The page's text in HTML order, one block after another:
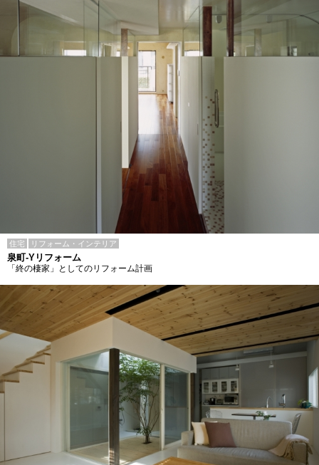
住宅 リフォーム・インテリア
泉町-Yリフォーム
「終の棲家」としてのリフォーム計画